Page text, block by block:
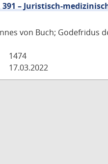
391 – Juristisch-
von Buch; Godefridus
1474
17.03.2022